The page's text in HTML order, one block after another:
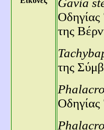
Gavia
της
της